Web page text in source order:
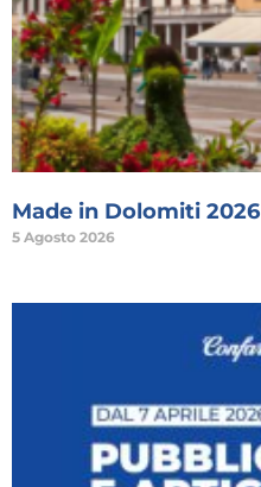
Made in Dolomiti 2026
5 Agosto 2026